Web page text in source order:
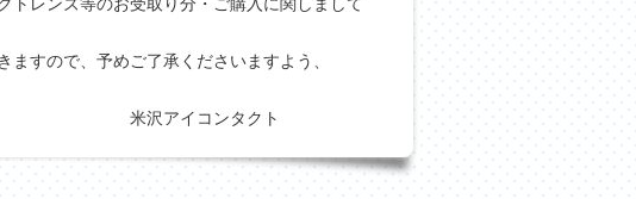
レンズ等のお受取り分・ご購入に関しまして
すので、予めご了承くださいますよう、
タクト